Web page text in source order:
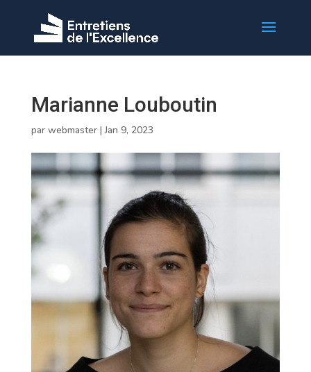
Marianne Louboutin
par webmaster|Jan 9, 2023